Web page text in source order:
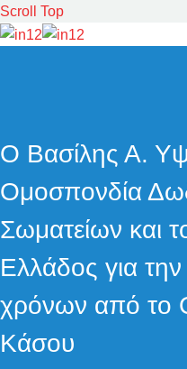
Scroll Top
Ο Βασίλης Α.
Ομοσπονδία
Σωματείων και
Ελλάδος για
χρόνων από το
Κάσου